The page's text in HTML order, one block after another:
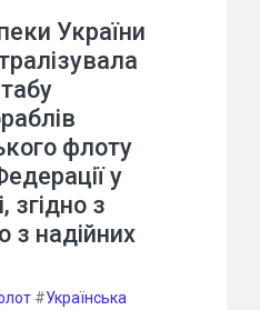
України
флоту
у
згідно з
з надійних
#Українська